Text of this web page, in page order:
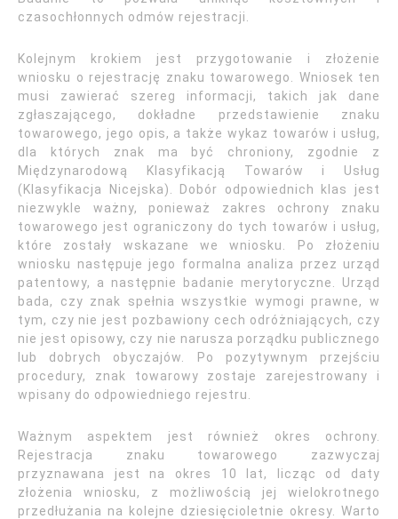
czasochłonnych odmów rejestracji.
Kolejnym krokiem jest przygotowanie i złożenie
wniosku o rejestrację znaku towarowego. Wniosek ten
musi zawierać szereg informacji, takich jak dane
zgłaszającego, dokładne przedstawienie znaku
towarowego, jego opis, a także wykaz towarów i usług,
dla których znak ma być chroniony, zgodnie z
Międzynarodową Klasyfikacją Towarów i Usług
(Klasyfikacja Nicejska). Dobór odpowiednich klas jest
niezwykle ważny, ponieważ zakres ochrony znaku
towarowego jest ograniczony do tych towarów i usług,
które zostały wskazane we wniosku. Po złożeniu
wniosku następuje jego formalna analiza przez urząd
patentowy, a następnie badanie merytoryczne. Urząd
bada, czy znak spełnia wszystkie wymogi prawne, w
tym, czy nie jest pozbawiony cech odróżniających, czy
nie jest opisowy, czy nie narusza porządku publicznego
lub dobrych obyczajów. Po pozytywnym przejściu
procedury, znak towarowy zostaje zarejestrowany i
wpisany do odpowiedniego rejestru.
Ważnym aspektem jest również okres ochrony.
Rejestracja znaku towarowego zazwyczaj
przyznawana jest na okres 10 lat, licząc od daty
złożenia wniosku, z możliwością jej wielokrotnego
przedłużania na kolejne dziesięcioletnie okresy. Warto